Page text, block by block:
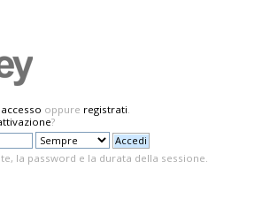
oppure registrati.
?
la password e la durata della sessione.